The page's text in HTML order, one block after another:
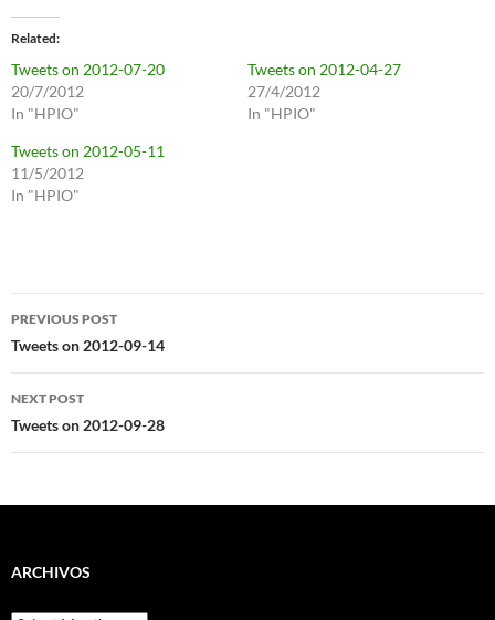
Related
Tweets on 2012-07-20
20/7/2012
In "HPIO"
Tweets on 2012-04-27
27/4/2012
In "HPIO"
Tweets on 2012-05-11
11/5/2012
In "HPIO"
Post
navigation
PREVIOUS POST
Tweets on 2012-09-14
NEXT POST
Tweets on 2012-09-28
ARCHIVOS